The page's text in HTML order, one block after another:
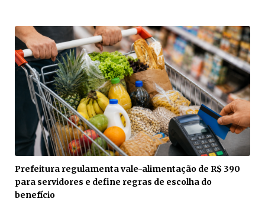
Prefeitura regulamenta vale-alimentação de R$ 390
para servidores e define regras de escolha do
benefício